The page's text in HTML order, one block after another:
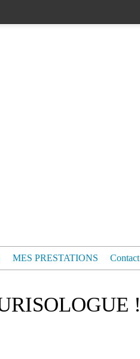
MES PRESTATIONS Contact
!